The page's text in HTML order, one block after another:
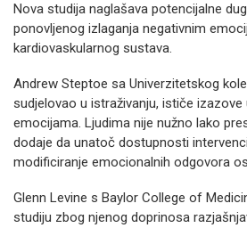
Nova studija naglašava potencijalne
ponovljenog izlaganja negativnim
kardiovaskularnog sustava.
Andrew Steptoe sa Univerzitetskog
sudjelovao u istraživanju, ističe izazove
emocijama. Ljudima nije nužno lako
dodaje da unatoč dostupnosti
modificiranje emocionalnih odgovora
Glenn Levine s Baylor College of
studiju zbog njenog doprinosa